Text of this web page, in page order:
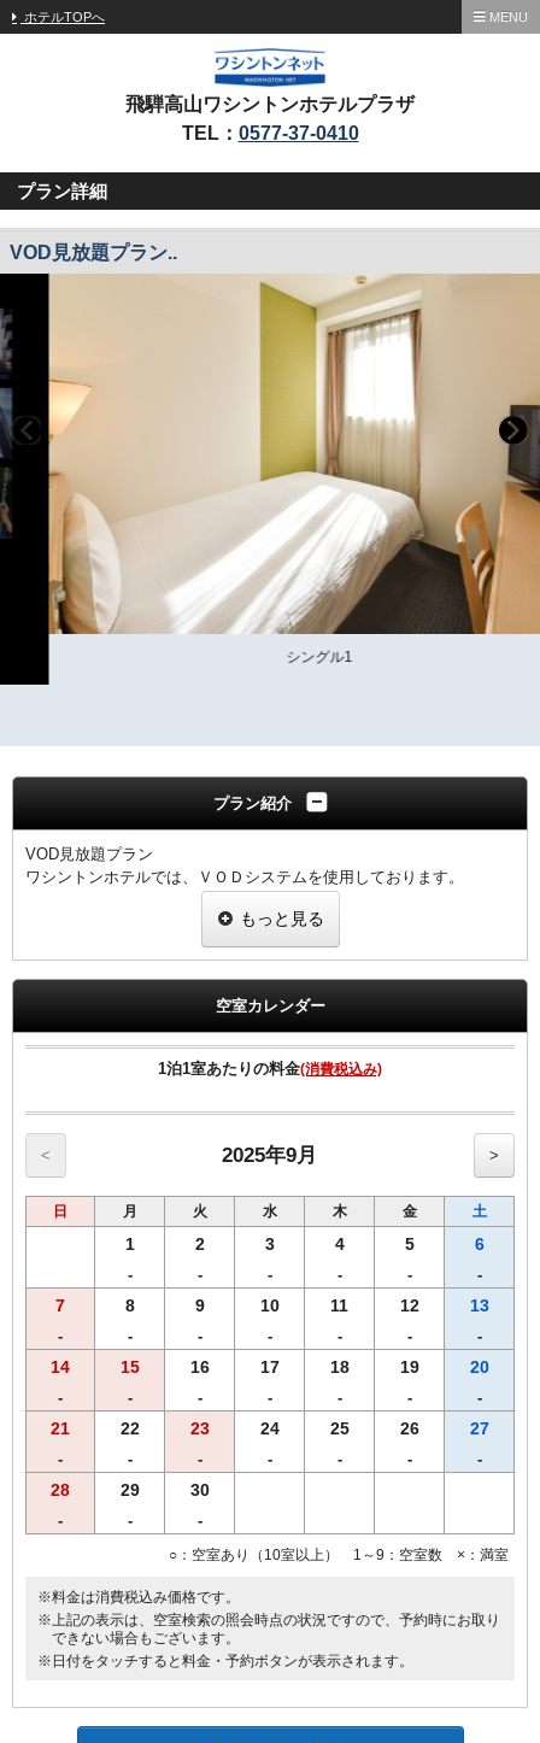
ホテルTOPへ MENU
飛騨高山ワシントンホテルプラザ
TEL： 0577-37-0410
プラン詳細
VOD見放題プラン..
シングル1
プラン紹介
VOD見放題プラン
ワシントンホテルでは、ＶＯＤシステムを使用しております。
・全室Ｗi－Ｆi無料接続＆加湿空気清浄機＆枕元にＵＳＢコンセント
・ご宿泊者様専用の大浴場をご利用いただけます。
もっと見る
空室カレンダー
1泊1室あたりの料金(消費税込み)
< 2025年9月 >
日 月 火 水 木 金 土
1
-
2
-
3
-
4
-
5
-
6
-
7
-
8
-
9
-
10
-
11
-
12
-
13
-
14
-
15
-
16
-
17
-
18
-
19
-
20
-
21
-
22
-
23
-
24
-
25
-
26
-
27
-
28
-
29
-
30
-
○：空室あり（10室以上） 1～9：空室数 ×：満室
※料金は消費税込み価格です。
※上記の表示は、空室検索の照会時点の状況ですので、予約時にお取り
できない場合もございます。
※日付をタッチすると料金・予約ボタンが表示されます。